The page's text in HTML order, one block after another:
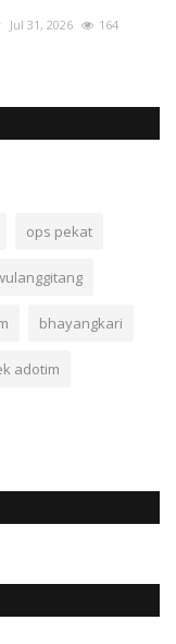
Jul 31, 2026 164
ops pekat
bhayangkari
adotim